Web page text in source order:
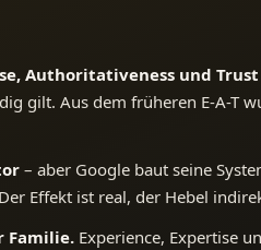
Authoritativeness und Trust
gilt. Aus dem früheren E-A-T
– aber Google baut seine
Effekt ist real, der Hebel
Familie. Experience, Expertise